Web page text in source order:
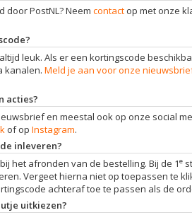
door PostNL? Neem contact op met onze
leuk. Als er een kortingscode
kanalen. Meld je aan voor onze
acties?
en meestal ook op onze social
of op Instagram.
inleveren?
het afronden van de bestelling. Bij de 1e
Vergeet hierna niet op toepassen te
achteraf toe te passen als de
uitkiezen?